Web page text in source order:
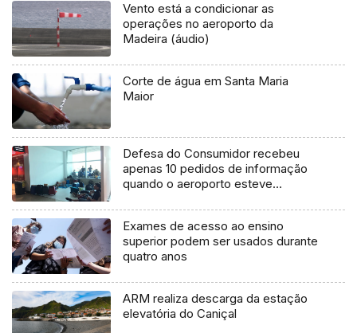
Vento está a condicionar as
operações no aeroporto da
Madeira (áudio)
Corte de água em Santa Maria
Maior
Defesa do Consumidor recebeu
apenas 10 pedidos de informação
quando o aeroporto esteve
Exames de acesso ao ensino
superior podem ser usados durante
quatro anos
ARM realiza descarga da estação
elevatória do Caniçal